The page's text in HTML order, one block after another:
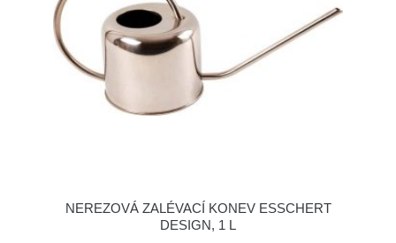
NEREZOVÁ ZALÉVACÍ KONEV ESSCHERT
DESIGN, 1 L